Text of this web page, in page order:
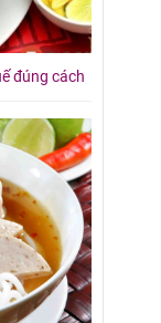
đúng cách